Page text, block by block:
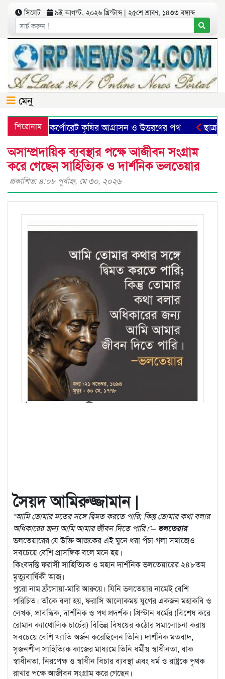
সিলেট ৯ই আগস্ট, ২০২৬ খ্রিস্টাব্দ | ২৫শে শ্রাবণ, ১৪৩৩ বঙ্গাব্দ
মেনু
শিরোনামকর্পোরেট কৃষির আগ্রাসন ও উত্তরণের পথ
অসাম্প্রদায়িক ব্যবস্থার পক্ষে আজীবন সংগ্রাম
করে গেছেন সাহিত্যিক ও দার্শনিক ভলতেয়ার
প্রকাশিত: ৪:০৮ পূর্বাহ্ণ, মে ৩০, ২০২৬
সৈয়দ আমিরুজ্জামান |
“আমি তোমার মতের সঙ্গে দ্বিমত করতে পারি; কিন্তু তোমার কথা বলার
অধিকারের জন্য আমি আমার জীবন দিতে পারি।”– ভলতেয়ার
ভলতেয়ারের যে উক্তি আজকের এই ঘুনে ধরা পঁচা-গলা সমাজেও
সবচেয়ে বেশি প্রাসঙ্গিক বলে মনে হয়।
কিংবদন্তি ফরাসী সাহিত্যিক ও মহান দার্শনিক ভলতেয়ারের ২৪৮তম
মৃত্যুবার্ষিকী আজ।
পুরো নাম ফ্রঁসোয়া-মারি আরুয়ে। যিনি ভলতেয়ার নামেই বেশি
পরিচিত। তাঁকে বলা হয়, ফরাসি আলোকময় যুগের একজন মহাকবি ও
লেখক, প্রাবন্ধিক, দার্শনিক ও পথ প্রদর্শক। খ্রিস্টান ধর্মের (বিশেষ করে
রোমান ক্যাথোলিক চার্চের) বিভিন্ন বিষয়ের কঠোর সমালোচনা করায়
সবচেয়ে বেশি খ্যাতি অর্জন করেছিলেন তিনি। দার্শনিক মতবাদ,
সৃজনশীল সাহিত্যিক কাজের মাধ্যমে তিনি ধর্মীয় স্বাধীনতা, বাক
স্বাধীনতা, নিরপেক্ষ ও স্বাধীন বিচার ব্যবস্থা এবং ধর্ম ও রাষ্ট্রকে পৃথক
রাখার পক্ষে আজীবন সংগ্রাম করে গেছেন।